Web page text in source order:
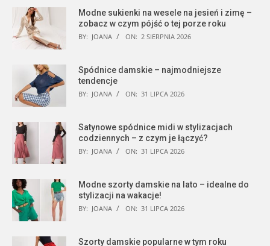
Modne sukienki na wesele na jesień i zimę –
zobacz w czym pójść o tej porze roku
BY: JOANA ON: 2 SIERPNIA 2026
Spódnice damskie – najmodniejsze
tendencje
BY: JOANA ON: 31 LIPCA 2026
Satynowe spódnice midi w stylizacjach
codziennych – z czym je łączyć?
BY: JOANA ON: 31 LIPCA 2026
Modne szorty damskie na lato – idealne do
stylizacji na wakacje!
BY: JOANA ON: 31 LIPCA 2026
Szorty damskie popularne w tym roku